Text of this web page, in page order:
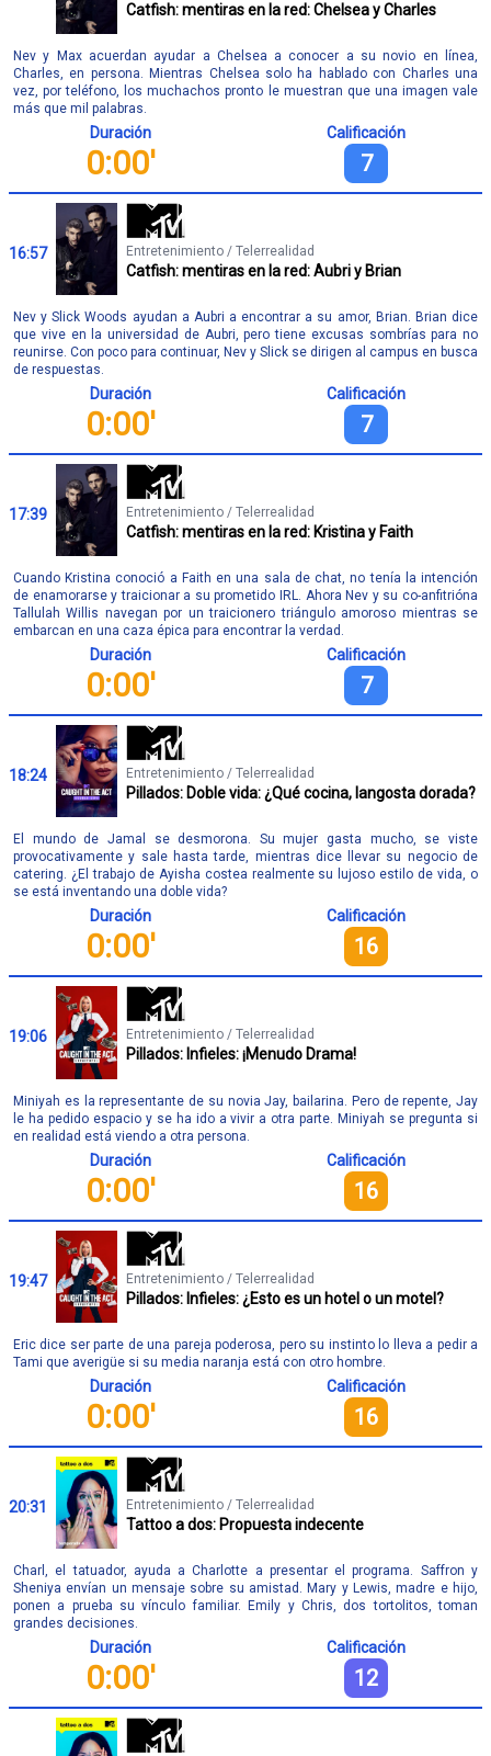
Catfish: mentiras en la red: Chelsea y Charles
Nev y Max acuerdan ayudar a Chelsea a conocer a su novio en línea,
Charles, en persona. Mientras Chelsea solo ha hablado con Charles una
vez, por teléfono, los muchachos pronto le muestran que una imagen vale
más que mil palabras.
Duración
0:00'
Calificación
7
16:57 Entretenimiento / Telerrealidad
Catfish: mentiras en la red: Aubri y Brian
Nev y Slick Woods ayudan a Aubri a encontrar a su amor, Brian. Brian dice
que vive en la universidad de Aubri, pero tiene excusas sombrías para no
reunirse. Con poco para continuar, Nev y Slick se dirigen al campus en busca
de respuestas.
Duración
0:00'
Calificación
7
17:39 Entretenimiento / Telerrealidad
Catfish: mentiras en la red: Kristina y Faith
Cuando Kristina conoció a Faith en una sala de chat, no tenía la intención
de enamorarse y traicionar a su prometido IRL. Ahora Nev y su co-anfitrióna
Tallulah Willis navegan por un traicionero triángulo amoroso mientras se
embarcan en una caza épica para encontrar la verdad.
Duración
0:00'
Calificación
7
18:24 Entretenimiento / Telerrealidad
Pillados: Doble vida: ¿Qué cocina, langosta dorada?
El mundo de Jamal se desmorona. Su mujer gasta mucho, se viste
provocativamente y sale hasta tarde, mientras dice llevar su negocio de
catering. ¿El trabajo de Ayisha costea realmente su lujoso estilo de vida, o
se está inventando una doble vida?
Duración
0:00'
Calificación
16
19:06 Entretenimiento / Telerrealidad
Pillados: Infieles: ¡Menudo Drama!
Miniyah es la representante de su novia Jay, bailarina. Pero de repente, Jay
le ha pedido espacio y se ha ido a vivir a otra parte. Miniyah se pregunta si
en realidad está viendo a otra persona.
Duración
0:00'
Calificación
16
19:47 Entretenimiento / Telerrealidad
Pillados: Infieles: ¿Esto es un hotel o un motel?
Eric dice ser parte de una pareja poderosa, pero su instinto lo lleva a pedir a
Tami que averigüe si su media naranja está con otro hombre.
Duración
0:00'
Calificación
16
20:31 Entretenimiento / Telerrealidad
Tattoo a dos: Propuesta indecente
Charl, el tatuador, ayuda a Charlotte a presentar el programa. Saffron y
Sheniya envían un mensaje sobre su amistad. Mary y Lewis, madre e hijo,
ponen a prueba su vínculo familiar. Emily y Chris, dos tortolitos, toman
grandes decisiones.
Duración
0:00'
Calificación
12